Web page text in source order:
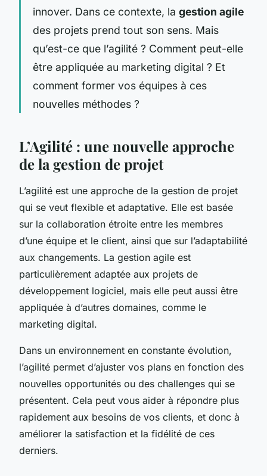
innover. Dans ce contexte, la gestion agile
des projets prend tout son sens. Mais
qu’est-ce que l’agilité ? Comment peut-elle
être appliquée au marketing digital ? Et
comment former vos équipes à ces
nouvelles méthodes ?
L’Agilité : une nouvelle approche
de la gestion de projet
L’agilité est une approche de la gestion de projet
qui se veut flexible et adaptative. Elle est basée
sur la collaboration étroite entre les membres
d’une équipe et le client, ainsi que sur l’adaptabilité
aux changements. La gestion agile est
particulièrement adaptée aux projets de
développement logiciel, mais elle peut aussi être
appliquée à d’autres domaines, comme le
marketing digital.
Dans un environnement en constante évolution,
l’agilité permet d’ajuster vos plans en fonction des
nouvelles opportunités ou des challenges qui se
présentent. Cela peut vous aider à répondre plus
rapidement aux besoins de vos clients, et donc à
améliorer la satisfaction et la fidélité de ces
derniers.